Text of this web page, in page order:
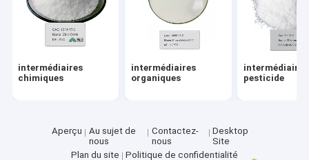
intermédiaires
chimiques
intermédiaires
organiques
intermédiaires
pesticide
Aperçu
Au sujet de
nous
Contactez-
nous
Desktop
Site
Plan du site
Politique de confidentialité